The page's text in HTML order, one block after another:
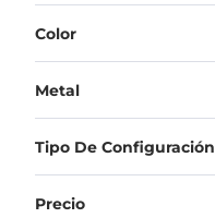
Color
Metal
Precio
Tipo De Configuración